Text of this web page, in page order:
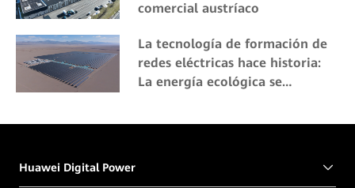
comercial austríaco
La tecnología de formación de
redes eléctricas hace historia:
La energía ecológica se
Huawei Digital Power